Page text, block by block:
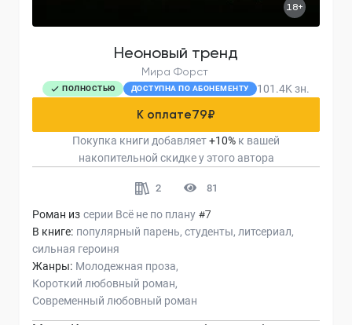
18+
Неоновый тренд
Мира Форст
ПОЛНОСТЬЮ ДОСТУПНА ПО АБОНЕМЕНТУ 101.4K зн.
К оплате79₽
Покупка книги добавляет+10% к вашей
накопительной скидке у этого автора
2 81
Роман из серии Всё не по плану #7
В книге: популярный парень студенты литсериал
сильная героиня
Жанры: Молодежная проза
Короткий любовный роман
Современный любовный роман